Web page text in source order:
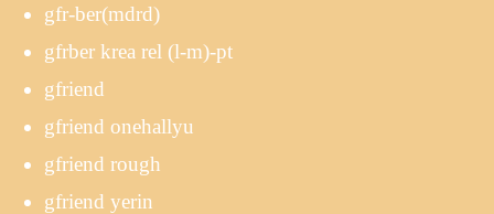
gfr-ber(mdrd)
gfrber krea rel (l-m)-pt
gfriend
gfriend onehallyu
gfriend rough
gfriend yerin